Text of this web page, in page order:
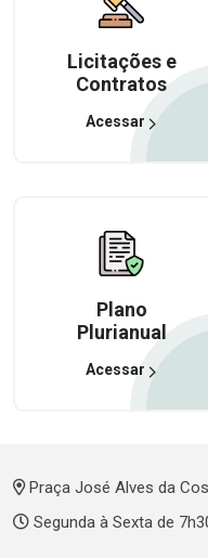
Licitações e
Contratos
Acessar
Plano
Plurianual
Acessar
Praça José Alves da
Segunda à Sexta de